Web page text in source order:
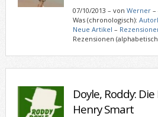
07/10/2013 – von Werner–
Was (chronologisch):
Neue Artikel –
Rezensionen
Doyle, Roddy:
Henry Smart